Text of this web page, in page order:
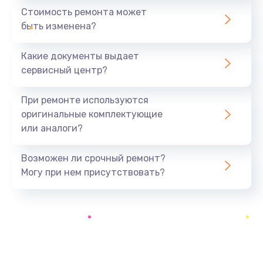
3900 руб.
Настройка Wi-Fi
Заказать
Ремонт петель крышки
Заказать
Стоимость ремонта может
быть изменена?
Какие документы выдает
сервисный центр?
При ремонте используются
оригинальные комплектующие
или аналоги?
Возможен ли срочный ремонт?
Могу при нем присутствовать?